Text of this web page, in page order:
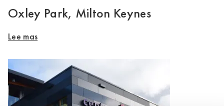
Oxley Park, Milton Keynes
Lee mas